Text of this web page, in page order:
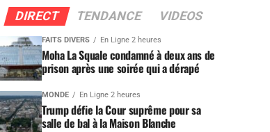
DIRECT TENDANCE VIDEOS
FAITS DIVERS En Ligne 2 heures
Moha La Squale condamné à deux ans de
prison après une soirée qui a dérapé
MONDE En Ligne 2 heures
Trump défie la Cour suprême pour sa
salle de bal à la Maison Blanche